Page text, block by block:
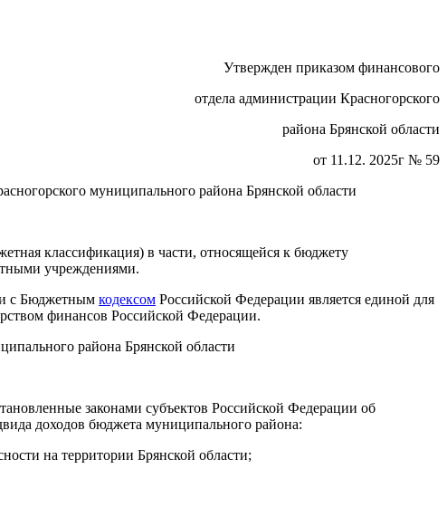
Утвержден приказом финансового
отдела администрации Красногорского
района Брянской области
от 11.12. 2025г № 59
муниципального района Брянской области
классификация) в части, относящейся к бюджету
учреждениями.
с Бюджетным кодексом Российской Федерации является единой для
финансов Российской Федерации.
района Брянской области
законами субъектов Российской Федерации об
доходов бюджета муниципального района:
на территории Брянской области;